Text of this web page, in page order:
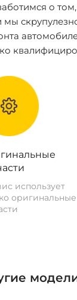
о
мы
использует
оригинальные